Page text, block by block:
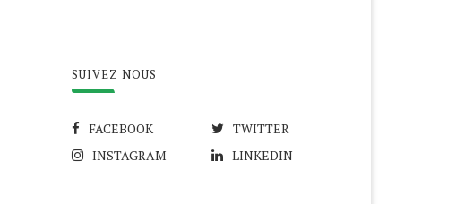
SUIVEZ NOUS
FACEBOOK
TWITTER
INSTAGRAM
LINKEDIN